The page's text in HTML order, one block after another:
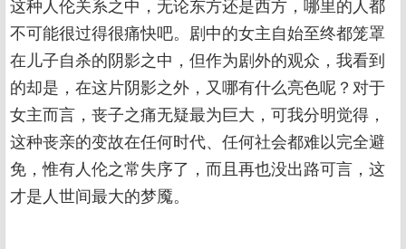
这种人伦关系之中，无论东方还是西方，哪里的人都
不可能很过得很痛快吧。剧中的女主自始至终都笼罩
在儿子自杀的阴影之中，但作为剧外的观众，我看到
的却是，在这片阴影之外，又哪有什么亮色呢？对于
女主而言，丧子之痛无疑最为巨大，可我分明觉得，
这种丧亲的变故在任何时代、任何社会都难以完全避
免，惟有人伦之常失序了，而且再也没出路可言，这
才是人世间最大的梦魇。